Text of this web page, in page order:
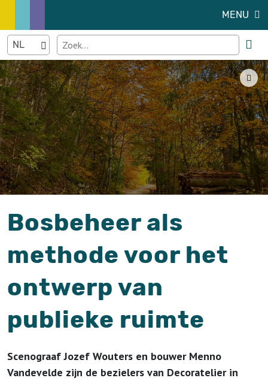
MENU
Bosbeheer als
methode voor het
ontwerp van
publieke ruimte
Scenograaf Jozef Wouters en bouwer Menno
Vandevelde zijn de bezielers van Decoratelier in